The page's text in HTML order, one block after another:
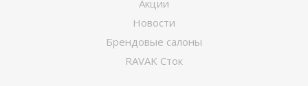
Акции
Новости
Брендовые салоны
RAVAK Сток